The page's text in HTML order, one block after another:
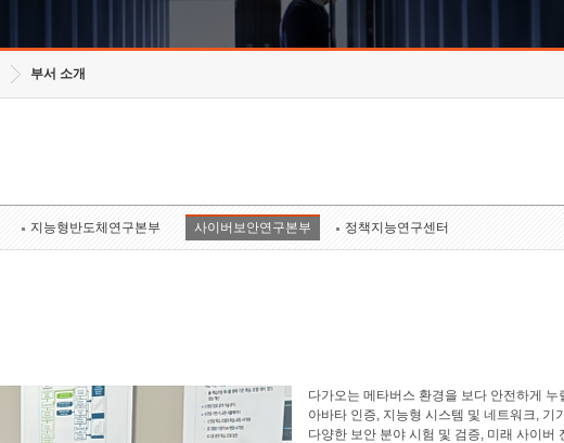
호남권연구본부
기획본부
부서 소개
지능형반도체연구본부 사이버보안연구본부 정책지능연구센터
다가오는 메타버스 환경을 보다 안전하게
아바타 인증, 지능형 시스템 및 네트워크, 기
다양한 보안 분야 시험 및 검증, 미래 사이버